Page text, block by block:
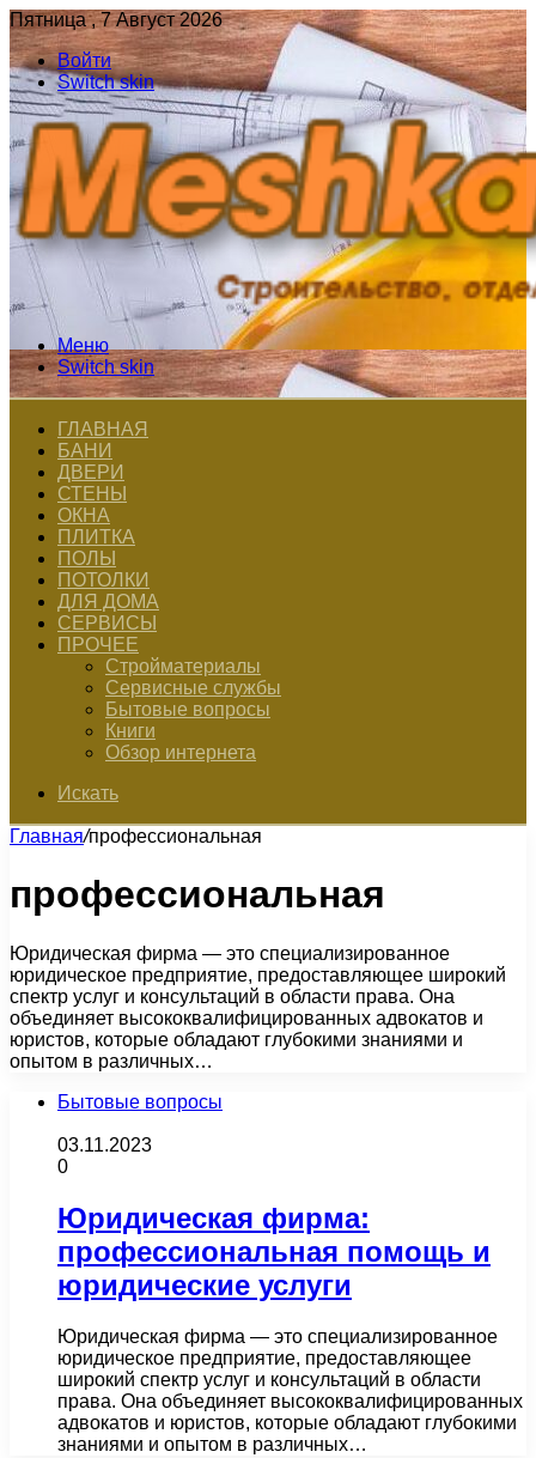
Пятница , 7 Август 2026
Войти
Switch skin
Меню
Switch skin
ГЛАВНАЯ
БАНИ
ДВЕРИ
СТЕНЫ
ОКНА
ПЛИТКА
ПОЛЫ
ПОТОЛКИ
ДЛЯ ДОМА
СЕРВИСЫ
ПРОЧЕЕ
Стройматериалы
Сервисные службы
Бытовые вопросы
Книги
Обзор интернета
Искать
Главная/профессиональная
профессиональная
Юридическая фирма — это специализированное
юридическое предприятие, предоставляющее широкий
спектр услуг и консультаций в области права. Она
объединяет высококвалифицированных адвокатов и
юристов, которые обладают глубокими знаниями и
опытом в различных…
Бытовые вопросы
03.11.2023
0
Юридическая фирма:
профессиональная помощь и
юридические услуги
Юридическая фирма — это специализированное
юридическое предприятие, предоставляющее
широкий спектр услуг и консультаций в области
права. Она объединяет высококвалифицированных
адвокатов и юристов, которые обладают глубокими
знаниями и опытом в различных…